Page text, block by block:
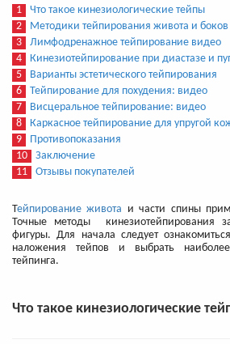
1
Что такое кинезиологические тейпы
2
Методики тейпирования живота и боков
3
Лимфодренажное тейпирование видео
4
Кинезиотейпирование при диастазе и
5
Варианты эстетического тейпирования
6
Тейпирование для похудения: видео
7
Висцеральное тейпирование: видео
8
Каркасное тейпирование для упругой
9
Противопоказания
10
Заключение
11
Отзывы покупателей
Тейпирование живота и части спины
Точные методы кинезиотейпирования
фигуры. Для начала следует
наложения тейпов и выбрать
тейпинга.
Что такое кинезиологические